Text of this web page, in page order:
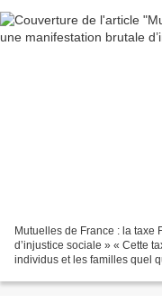
Mutuelles de France : la taxe
d’injustice sociale » « Cette
individus et les familles quel